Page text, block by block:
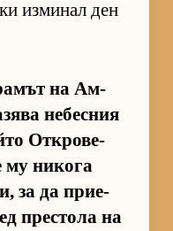
из­ми­нал ден
на Ам­
не­бес­ния
От­к­ро­ве­
му ни­кога
за да при­е­
прес­тола на